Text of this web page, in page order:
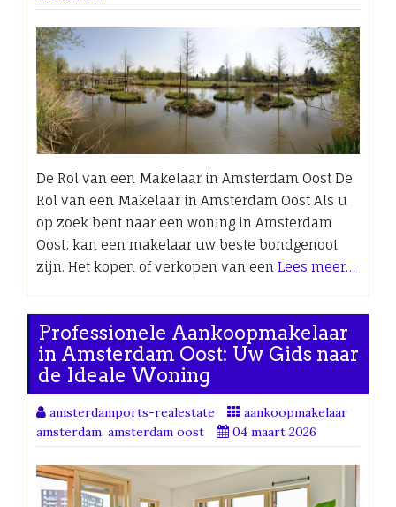
De Rol van een Makelaar in Amsterdam Oost De
Rol van een Makelaar in Amsterdam Oost Als u
op zoek bent naar een woning in Amsterdam
Oost, kan een makelaar uw beste bondgenoot
zijn. Het kopen of verkopen van een Lees meer…
Professionele Aankoopmakelaar
in Amsterdam Oost: Uw Gids naar
de Ideale Woning
amsterdamports-realestate
aankoopmakelaar
amsterdam, amsterdam oost 04 maart 2026